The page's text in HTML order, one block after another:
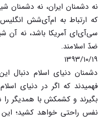
نه دشمنان ایران، نه دشمنان
که ارتباط به ام‌آی‌شش
سی‌آی‌ای آمریکا باشد، نه
ضدّ اسلامند.
۱۳۹۳/۱۰/۱۹
دشمنان دنیای اسلام دنبال
فهمیدند که اگر در دنیای
بگیرند و کشمکش با همدیگر
نفس راحتی خواهد کشید؛ این